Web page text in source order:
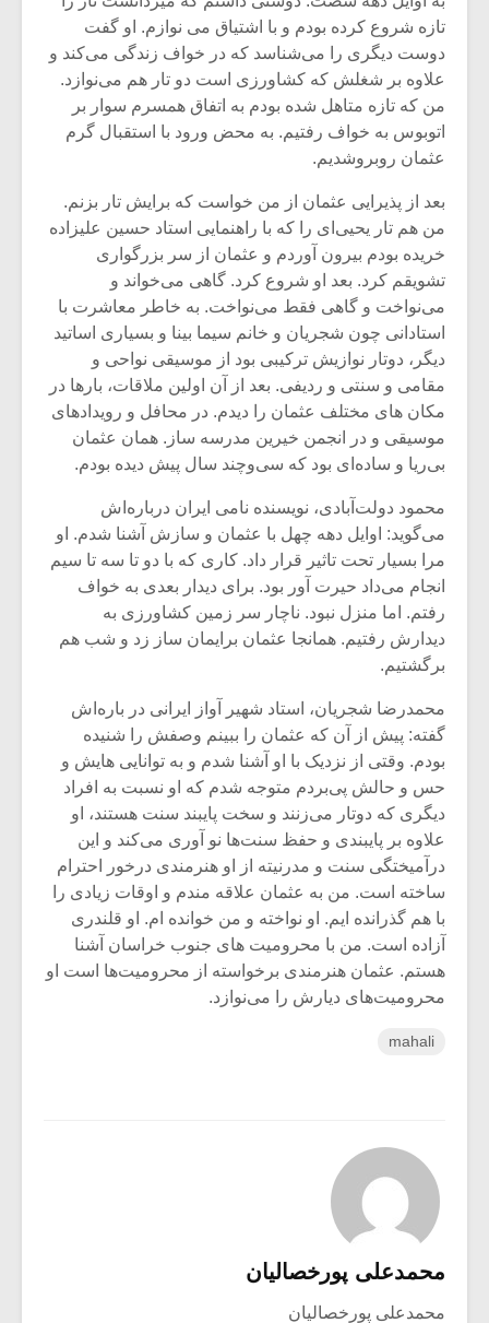
تازه شروع کرده بودم و با اشتیاق می نوازم. او گفت
دوست دیگری را می‌شناسد که در خواف زندگی می‌کند و
علاوه بر شغلش که کشاورزی است دو تار هم می‌نوازد.
من که تازه متاهل شده بودم به اتفاق همسرم سوار بر
اتوبوس به خواف رفتیم. به محض ورود با استقبال گرم
عثمان روبروشدیم.
بعد از پذیرایی عثمان از من خواست که برایش تار بزنم.
من هم تار یحیی‌ای را که با راهنمایی استاد حسین علیزاده
خریده بودم بیرون آوردم و عثمان از سر بزرگواری
تشویقم کرد. بعد او شروع کرد. گاهی می‌خواند و
می‌نواخت و گاهی فقط می‌نواخت. به خاطر معاشرت با
استادانی چون شجریان و خانم سیما بینا و بسیاری اساتید
دیگر، دوتار نوازیش ترکیبی بود از موسیقی نواحی و
مقامی و سنتی و ردیفی. بعد از آن اولین ملاقات، بارها در
مکان های مختلف عثمان را دیدم. در محافل و رویدادهای
موسیقی و در انجمن خیرین مدرسه ساز. همان عثمان
بی‌ریا و ساده‌ای بود که سی‌و‌چند سال پیش دیده بودم.
محمود دولت‌آبادی، نویسنده نامی ایران درباره‌اش
می‌گوید: اوایل دهه چهل با عثمان و سازش آشنا شدم. او
مرا بسیار تحت تاثیر قرار داد. کاری که با دو تا سه تا سیم
انجام می‌داد حیرت آور بود. برای دیدار بعدی به خواف
رفتم. اما منزل نبود. ناچار سر زمین کشاورزی به
دیدارش رفتیم. همانجا عثمان برایمان ساز زد و شب هم
برگشتیم.
محمدرضا شجریان، استاد شهیر آواز ایرانی در باره‌اش
گفته: پیش از آن که عثمان را ببینم وصفش را شنیده
بودم. وقتی از نزدیک با او آشنا شدم و به توانایی هایش و
حس و حالش پی‌بردم متوجه شدم که او نسبت به افراد
دیگری که دوتار می‌زنند و سخت پایبند سنت هستند، او
علاوه بر پایبندی و حفظ سنت‌ها نو آوری می‌کند و این
درآمیختگی سنت و مدرنیته از او هنرمندی درخور احترام
ساخته است. من به عثمان علاقه مندم و اوقات زیادی را
با هم گذرانده ایم. او نواخته و من خوانده ام. او قلندری
آزاده است. من با محرومیت های جنوب خراسان آشنا
هستم. عثمان هنرمندی برخواسته از محرومیت‌ها است او
محرومیت‌های دیارش را می‌نوازد.
mahali
محمدعلی پورخصالیان
محمدعلی پورخصالیان
میکلوش روژا
یادداشتی بر موسیقی
متن فیلم «متری
شیش و نیم»
اگر نمی توانی
مشهورترین باشی،
بدنام ترین باش
موریس ژار
موسیقی
برگزار